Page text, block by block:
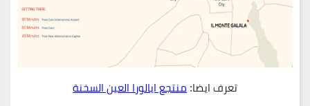
تعرف ايضا:منتجع ايالورا العين السخنة